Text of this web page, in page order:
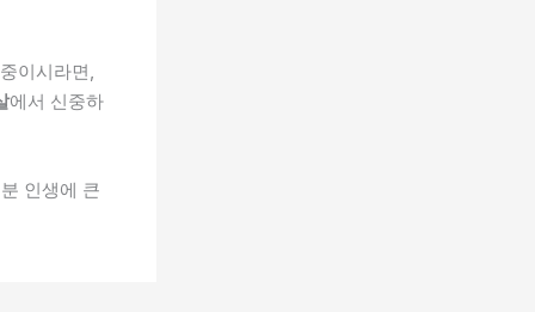
이시라면,
에서 신중하
인생에 큰